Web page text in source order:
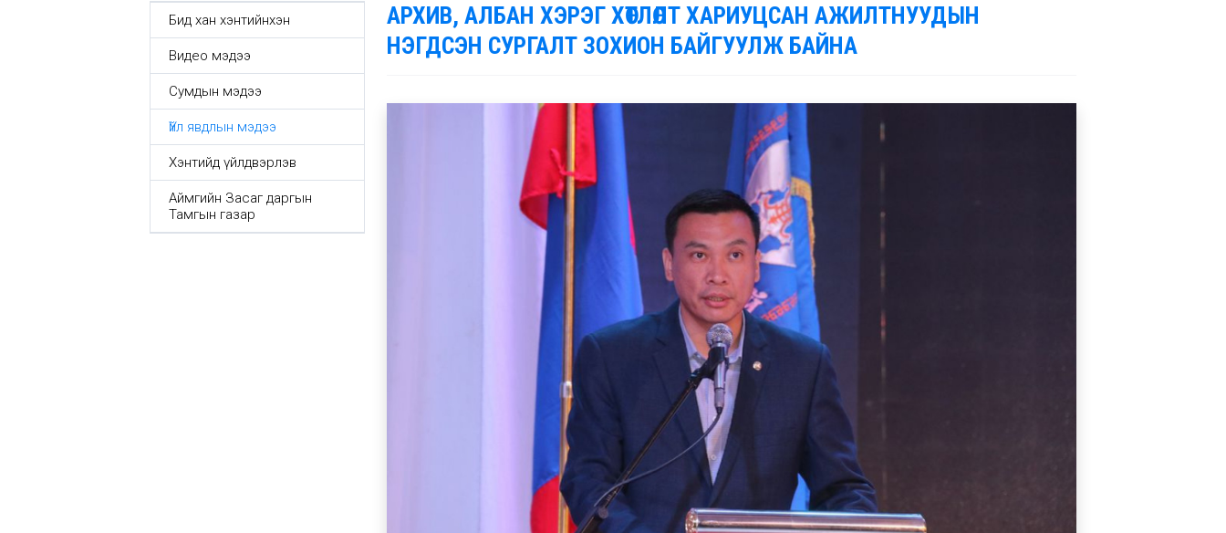
Бид хан хэнтийнхэн
Видео мэдээ
Сумдын мэдээ
Үйл явдлын мэдээ
Хэнтийд үйлдвэрлэв
Аймгийн Засаг даргын
Тамгын газар
АРХИВ, АЛБАН ХЭРЭГ ХӨТЛӨЛТ ХАРИУЦСАН АЖИЛТНУУДЫН
НЭГДСЭН СУРГАЛТ ЗОХИОН БАЙГУУЛЖ БАЙНА